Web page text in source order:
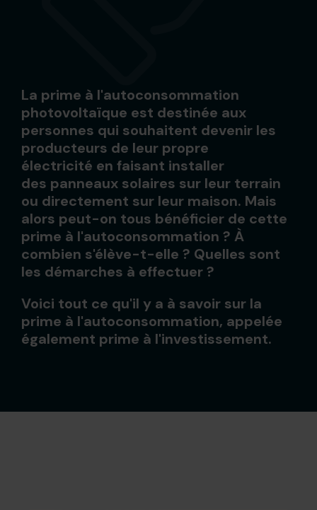
La prime à l'autoconsommation
photovoltaïque est destinée aux
personnes qui souhaitent devenir les
producteurs de leur propre
électricité en faisant installer
des panneaux solaires sur leur terrain
ou directement sur leur maison. Mais
alors peut-on tous bénéficier de cette
prime à l'autoconsommation ? À
combien s'élève-t-elle ? Quelles sont
les démarches à effectuer ?
Voici tout ce qu'il y a à savoir sur la
prime à l'autoconsommation, appelée
également prime à l'investissement.